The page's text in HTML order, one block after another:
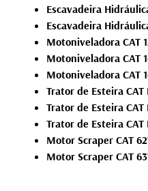
Escavadeira
Escavadeira
Motoniveladora CAT
Motoniveladora CAT
Motoniveladora CAT
Trator de Esteira CAT
Trator de Esteira CAT
Trator de Esteira CAT
Motor Scraper CAT
Motor Scraper CAT